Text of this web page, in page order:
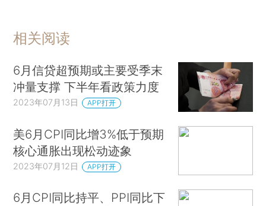
相关阅读
6月信贷超预期或主要受季末
冲量支撑 下半年看政策力度
2023年07月13日 APP打开
美6月CPI同比增3%低于预期
核心通胀出现松动迹象
2023年07月12日 APP打开
6月CPI同比持平、PPI同比下